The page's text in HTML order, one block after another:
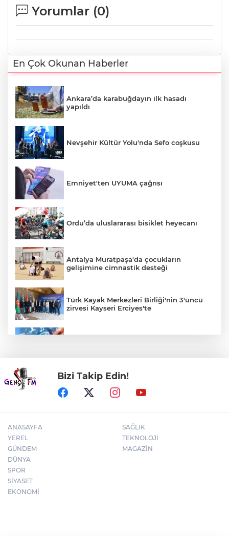
Yorumlar (0)
En Çok Okunan Haberler
Ankara’da karabuğdayın ilk hasadı
yapıldı
Nevşehir Kültür Yolu'nda Sefo coşkusu
Emniyet'ten UYUMA çağrısı
Ordu’da uluslararası bisiklet heyecanı
Antalya Muratpaşa'da çocukların
gelişimine cimnastik desteği
Türk Kayak Merkezleri Birliği'nin 3'üncü
zirvesi Kayseri Erciyes'te
Edirne Keşan'da internet üzerinden
'emniyet kemeri' dolandırıcılığı
Bizi Takip Edin!
ANASAYFA
YEREL
GÜNDEM
DÜNYA
SPOR
SİYASET
EKONOMİ
SAĞLIK
TEKNOLOJİ
MAGAZİN